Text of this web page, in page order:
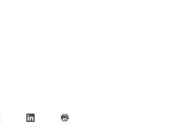
FacebookLinkedIn